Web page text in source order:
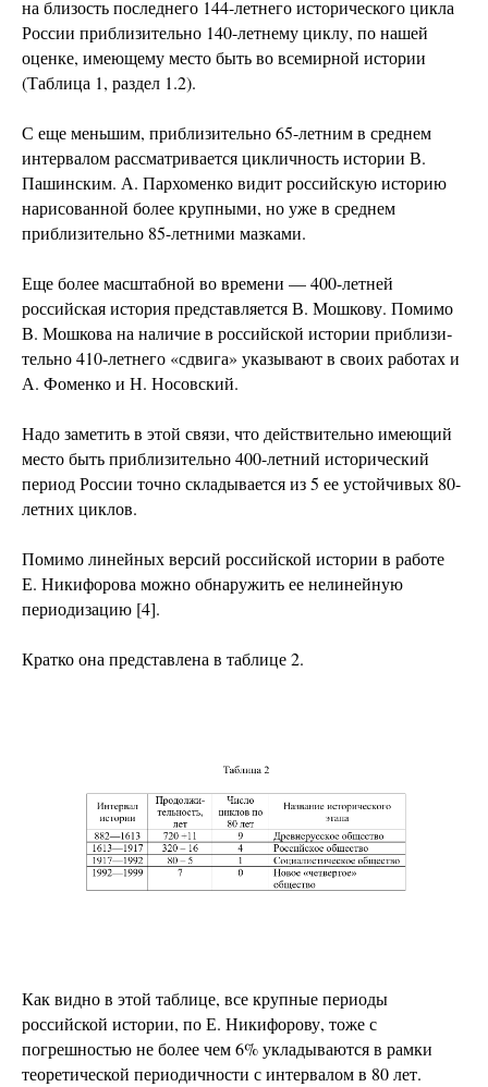
на близость последнего 144-летнего исторического цикла
России приблизительно 140-летнему циклу, по нашей
оценке, имеющему место быть во всемирной истории
(Таблица 1, раздел 1.2).
С еще меньшим, приблизительно 65-летним в среднем
интервалом рассматривается цикличность истории В.
Пашинским. А. Пархоменко видит российскую историю
нарисованной более крупными, но уже в среднем
приблизительно 85-летними мазками.
Еще более масштабной во времени — 400-летней
российская история представляется В. Мошкову. Помимо
В. Мошкова на наличие в российской истории приблизи­
тельно 410-летнего «сдвига» указывают в своих работах и
А. Фоменко и Н. Носовский.
Надо заметить в этой связи, что действительно имеющий
место быть приблизительно 400-летний исторический
период России точно складывается из 5 ее устойчивых 80-
летних циклов.
Помимо линейных версий российской истории в работе
Е. Никифорова можно обнаружить ее нелинейную
периодизацию [4].
Кратко она представлена в таблице 2.
Как видно в этой таблице, все крупные периоды
российской истории, по Е. Никифорову, тоже с
погрешностью не более чем 6% укладываются в рамки
теоретической периодичности с интервалом в 80 лет.